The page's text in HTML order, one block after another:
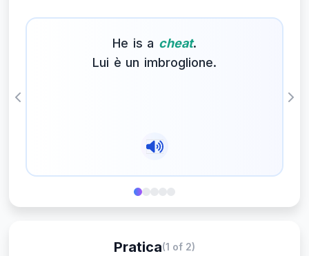
He is a cheat.
Lui è un imbroglione.
Previous
Pratica(1 of 2)